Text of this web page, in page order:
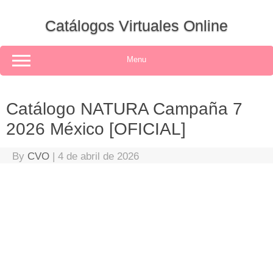
Catálogos Virtuales Online
Menu
Catálogo NATURA Campaña 7
2026 México [OFICIAL]
By CVO | 4 de abril de 2026